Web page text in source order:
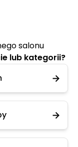
salonu
lub kategorii?